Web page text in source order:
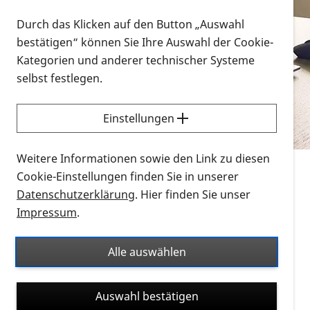
Vorlesen
Alle Infomaterialien in verschiedenen
Formaten an einem Ort
Sie möchten wissen, wie Sie nach Infonmaterial
suchen und dieses bestellen bzw. herunterladen
können? Schauen Sie sich dieErklärvideos zum
Thema Infomaterial auf der PRO RETINA-Website
für blinde und sehbehinderte Menschen an.
Auf dieser Seite finden Sie sämtliches Infomaterial
Ort. Nutzen Sie den Formatfilter, um ausschließlich
nach Flyern und Broschüren, Audios oder Videos zu
suchen. Die meisten Flyer und Broschüren werden in
verschiedenen Formaten angeboten: zur
Durch das Klicken auf den Button „Auswahl
bestätigen“ können Sie Ihre Auswahl der Cookie-
Kategorien und anderer technischer Systeme
selbst festlegen.
Einstellungen
Weitere Informationen sowie den Link zu diesen
Cookie-Einstellungen finden Sie in unserer
Datenschutzerklärung. Hier finden Sie unser
Impressum.
Alle auswählen
Auswahl bestätigen